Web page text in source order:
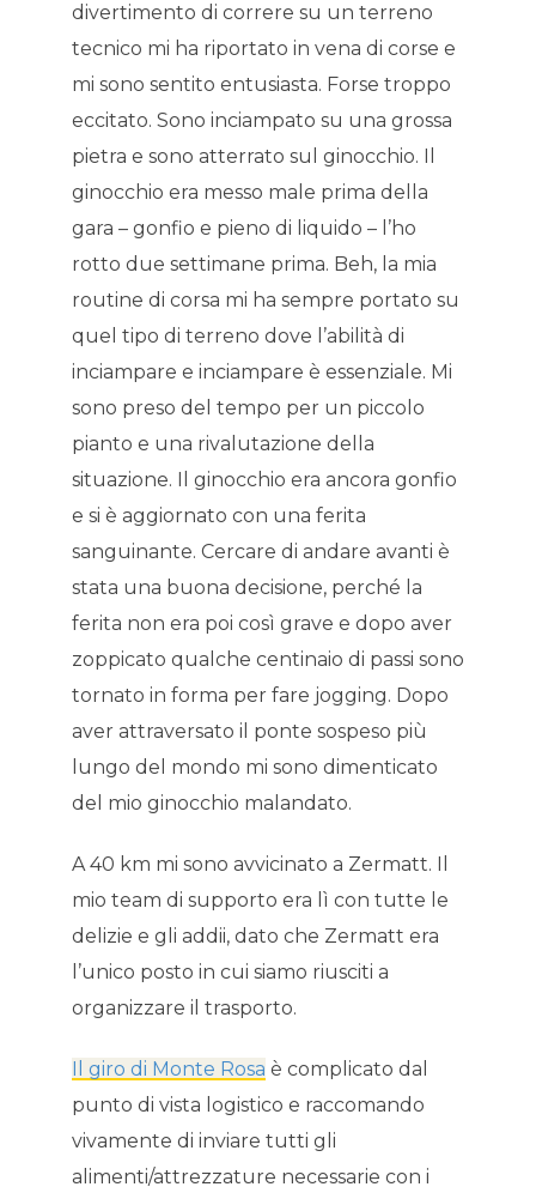
divertimento di correre su un terreno
tecnico mi ha riportato in vena di corse e
mi sono sentito entusiasta. Forse troppo
eccitato. Sono inciampato su una grossa
pietra e sono atterrato sul ginocchio. Il
ginocchio era messo male prima della
gara – gonfio e pieno di liquido – l’ho
rotto due settimane prima. Beh, la mia
routine di corsa mi ha sempre portato su
quel tipo di terreno dove l’abilità di
inciampare e inciampare è essenziale. Mi
sono preso del tempo per un piccolo
pianto e una rivalutazione della
situazione. Il ginocchio era ancora gonfio
e si è aggiornato con una ferita
sanguinante. Cercare di andare avanti è
stata una buona decisione, perché la
ferita non era poi così grave e dopo aver
zoppicato qualche centinaio di passi sono
tornato in forma per fare jogging. Dopo
aver attraversato il ponte sospeso più
lungo del mondo mi sono dimenticato
del mio ginocchio malandato.
A 40 km mi sono avvicinato a Zermatt. Il
mio team di supporto era lì con tutte le
delizie e gli addii, dato che Zermatt era
l’unico posto in cui siamo riusciti a
organizzare il trasporto.
Il giro di Monte Rosa è complicato dal
punto di vista logistico e raccomando
vivamente di inviare tutti gli
alimenti/attrezzature necessarie con i